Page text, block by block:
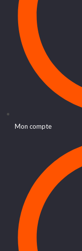
Mon compte